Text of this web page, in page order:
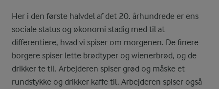
Her i den første halvdel af det 20. århundrede er ens
sociale status og økonomi stadig med til at
differentiere, hvad vi spiser om morgenen. De finere
borgere spiser lette brødtyper og wienerbrød, og de
drikker te til. Arbejderen spiser grød og måske et
rundstykke og drikker kaffe til. Arbejderen spiser også